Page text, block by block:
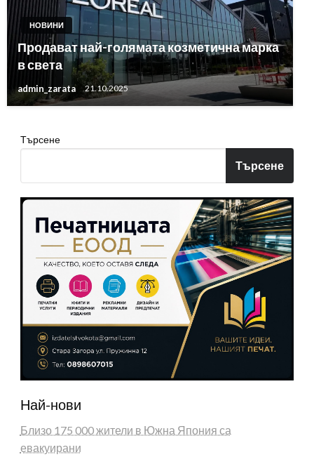
НОВИНИ
Продават най-голямата козметична марка
в света
admin_zarata 21.10.2025
Търсене
Търсене
Най-нови
Близо 175 000 жители в Южна Япония са
евакуирани